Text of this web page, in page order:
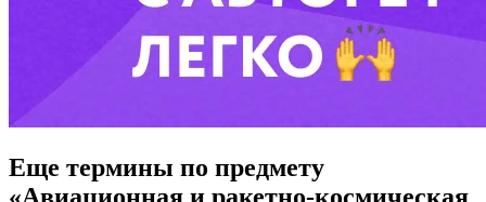
Еще термины по предмету
«Авиационная и ракетно-космическая